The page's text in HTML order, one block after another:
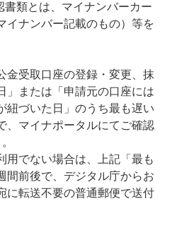
類とは、マイナンバーカー
イナンバー記載のもの）等を
金受取口座の登録・変更、抹
」または「申請元の口座には
紐づいた日」のうち最も遅い
、マイナポータルにてご確認
用でない場合は、上記「最も
間前後で、デジタル庁からお
に転送不要の普通郵便で送付